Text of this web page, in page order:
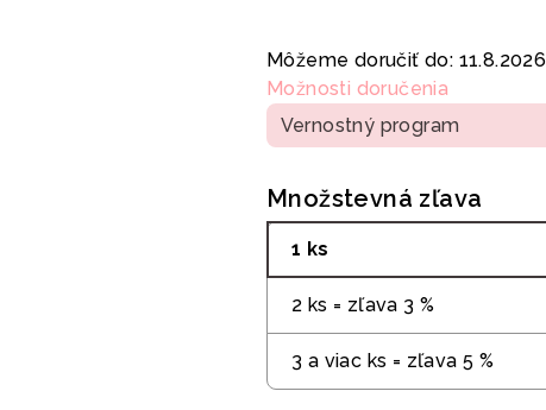
cena:
Môžeme doručiť do: 11.8.2026
Možnosti doručenia
Vernostný program
Množstevná zľava
1 ks
2 ks = zľava 3 %
3 a viac ks = zľava 5 %